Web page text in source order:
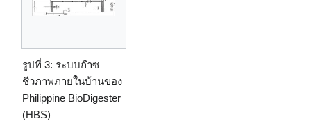
รูปที่ 3: ระบบก๊าซ
ชีวภาพภายในบ้านของ
Philippine BioDigester
(HBS)